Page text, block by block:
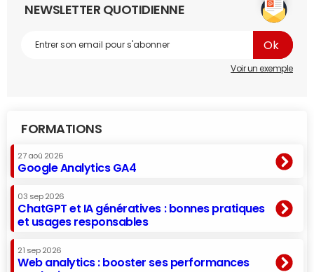
NEWSLETTER QUOTIDIENNE
Voir un exemple
FORMATIONS
27 aoû 2026
Google Analytics GA4
03 sep 2026
ChatGPT et IA génératives : bonnes pratiques
et usages responsables
21 sep 2026
Web analytics : booster ses performances